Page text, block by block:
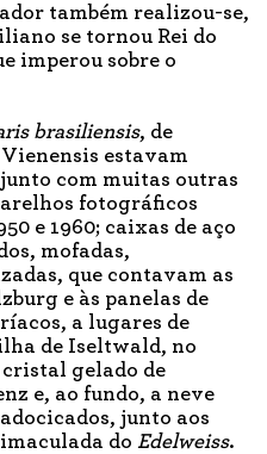
também realizou-se,
se tornou Rei do
imperou sobre o
brasiliensis, de
estavam
com muitas outras
fotográficos
e 1960; caixas de aço
mofadas,
que contavam as
e às panelas de
a lugares de
de Iseltwald, no
gelado de
e, ao fundo, a neve
junto aos
do Edelweiss.